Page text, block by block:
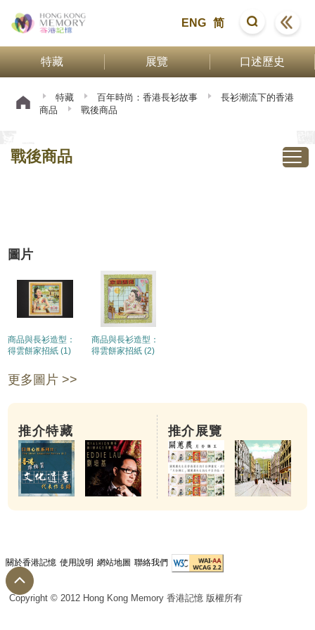
ENG 简
特藏 展覽 口述歷史
特藏 百年時尚：香港長衫故事
長衫潮流下的香港
商品
戰後商品
戰後商品
圖片
商品與長衫造型：
得雲餅家招紙 (1)
商品與長衫造型：
得雲餅家招紙 (2)
更多圖片 >>
推介特藏 推介展覽
關於香港記憶 使用說明 網站地圖 聯絡我們
Copyright © 2012 Hong Kong Memory 香港記憶 版權所有